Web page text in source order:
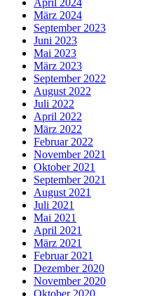
April 2024
März 2024
September 2023
Juni 2023
Mai 2023
März 2023
September 2022
August 2022
Juli 2022
April 2022
März 2022
Februar 2022
November 2021
Oktober 2021
September 2021
August 2021
Juli 2021
Mai 2021
April 2021
März 2021
Februar 2021
Dezember 2020
November 2020
Oktober 2020